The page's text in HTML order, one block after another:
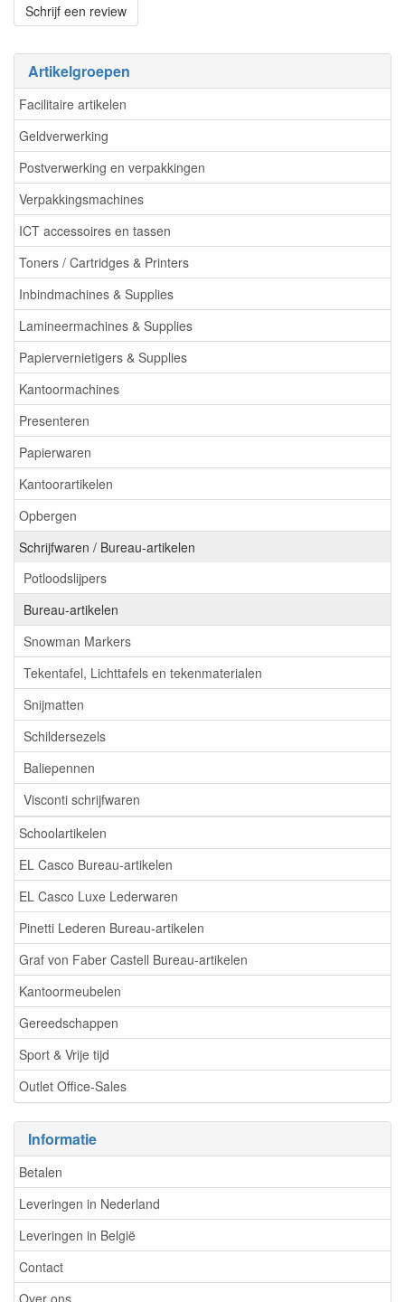
Artikelgroepen
Facilitaire artikelen
Geldverwerking
Postverwerking en verpakkingen
Verpakkingsmachines
ICT accessoires en tassen
Toners / Cartridges & Printers
Inbindmachines & Supplies
Lamineermachines & Supplies
Papiervernietigers & Supplies
Kantoormachines
Presenteren
Papierwaren
Kantoorartikelen
Opbergen
Schrijfwaren / Bureau-artikelen
Potloodslijpers
Bureau-artikelen
Snowman Markers
Tekentafel, Lichttafels en tekenmaterialen
Snijmatten
Schildersezels
Baliepennen
Visconti schrijfwaren
Schoolartikelen
EL Casco Bureau-artikelen
EL Casco Luxe Lederwaren
Pinetti Lederen Bureau-artikelen
Graf von Faber Castell Bureau-artikelen
Kantoormeubelen
Gereedschappen
Sport & Vrije tijd
Outlet Office-Sales
Informatie
Betalen
Leveringen in Nederland
Leveringen in België
Contact
Schrijf een review